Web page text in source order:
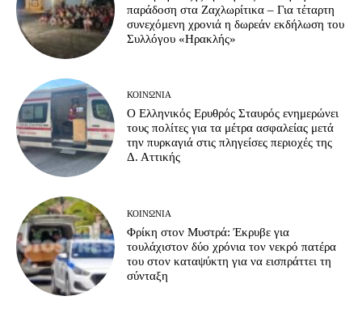
παράδοση στα Ζαχλωρίτικα – Για τέταρτη
συνεχόμενη χρονιά η δωρεάν εκδήλωση του
Συλλόγου «Ηρακλής»
ΚΟΙΝΩΝΊΑ
Ο Ελληνικός Ερυθρός Σταυρός ενημερώνει
τους πολίτες για τα μέτρα ασφαλείας μετά
την πυρκαγιά στις πληγείσες περιοχές της
Δ. Αττικής
ΚΟΙΝΩΝΊΑ
Φρίκη στον Μυστρά: Έκρυβε για
τουλάχιστον δύο χρόνια τον νεκρό πατέρα
του στον καταψύκτη για να εισπράττει τη
σύνταξη